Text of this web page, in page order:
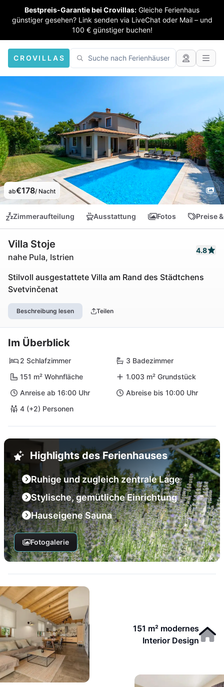
Bestpreis-Garantie bei Crovillas: Gleiche Ferienhaus
günstiger gesehen? Link senden via LiveChat oder Mail – und
100 € günstiger buchen!
CROVILLAS
ab€178/ Nacht
Zimmeraufteilung Ausstattung Fotos Preise
Villa Stoje
nahe Pula, Istrien
4.8
Stilvoll ausgestattete Villa am Rand des Städtchens
Svetvinčenat
Beschreibung lesen Teilen
Im Überblick
2 Schlafzimmer
3 Badezimmer
151 m² Wohnfläche
1.003 m² Grundstück
Anreise ab 16:00 Uhr
Abreise bis 10:00 Uhr
4 (+2) Personen
Highlights des Ferienhauses
Ruhige und zugleich zentrale Lage
Stylische, gemütliche Einrichtung
Hauseigene Sauna
Fotogalerie
151 m² modernes
Interior Design